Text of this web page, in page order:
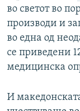
во светот во
производи и
во една од
се приведени
медицинска
И